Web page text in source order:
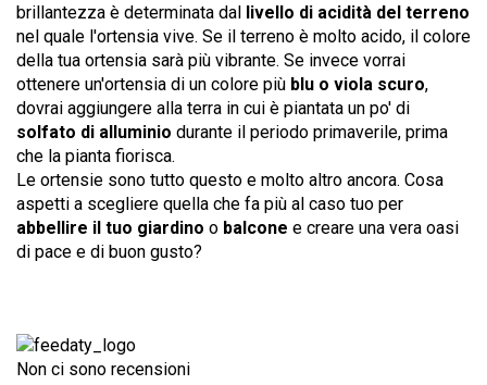
brillantezza è determinata dal livello di acidità del terreno
nel quale l'ortensia vive. Se il terreno è molto acido, il colore
della tua ortensia sarà più vibrante. Se invece vorrai
ottenere un'ortensia di un colore più blu o viola scuro,
dovrai aggiungere alla terra in cui è piantata un po' di
solfato di alluminio durante il periodo primaverile, prima
che la pianta fiorisca.
Le ortensie sono tutto questo e molto altro ancora. Cosa
aspetti a scegliere quella che fa più al caso tuo per
abbellire il tuo giardino o balcone e creare una vera oasi
di pace e di buon gusto?
Non ci sono recensioni